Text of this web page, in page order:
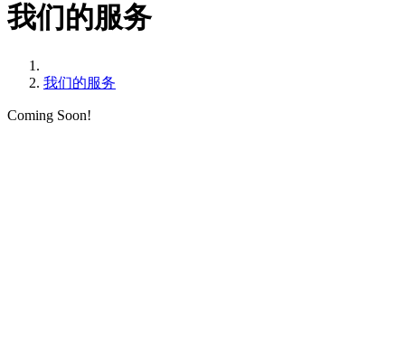
我们的服务
我们的服务
Coming Soon!